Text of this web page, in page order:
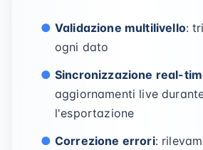
Validazione multilivello:
ogni dato
Sincronizzazione real-
aggiornamenti live
l'esportazione
Correzione errori: